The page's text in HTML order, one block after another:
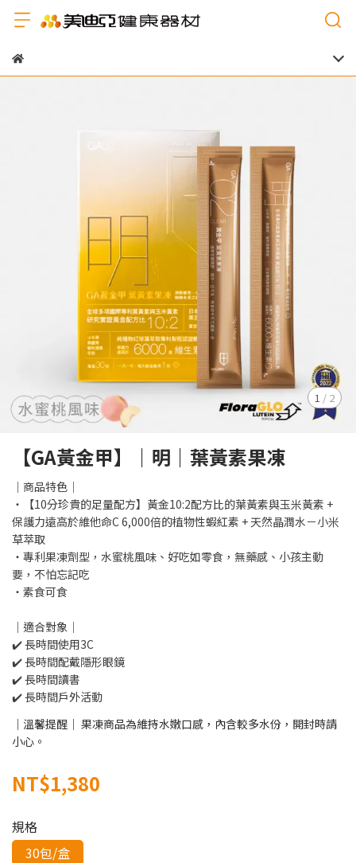
1 / 2
【GA黃金甲】｜明｜葉黃素果凍
｜商品特色｜
・【10分珍貴的足量配方】黃金10:2配方比的葉黃素與玉米黃素 +
保護力遠高於維他命C 6,000倍的植物性蝦紅素 + 天然晶潤水－小米
草萃取
・專利果凍劑型，水蜜桃風味、好吃如零食，無藥感、小孩主動
要，不怕忘記吃
・素食可食
｜適合對象｜
✔️ 長時間使用3C
✔️ 長時間配戴隱形眼鏡
✔️ 長時間讀書
✔️ 長時間戶外活動
｜溫馨提醒｜ 果凍商品為維持水嫩口感，內含較多水份，開封時請
小心。
NT$1,380
規格
30包/盒